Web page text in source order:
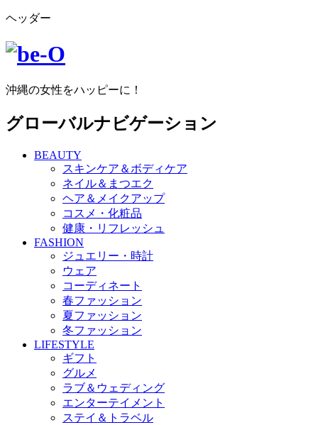
ヘッダー
沖縄の女性をハッピーに！
グローバルナビゲーション
BEAUTY
スキンケア＆ボディケア
ネイル＆まつエク
ヘア＆メイクアップ
コスメ・化粧品
健康・リフレッシュ
FASHION
ジュエリー・時計
ウェア
コーディネート
春ファッション
夏ファッション
冬ファッション
LIFESTYLE
ギフト
グルメ
ラブ＆ウェディング
エンターテイメント
ステイ＆トラベル